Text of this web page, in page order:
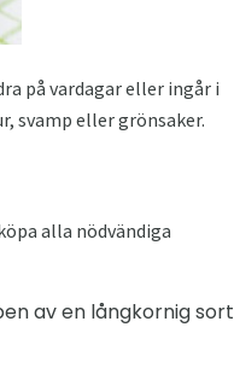
på vardagar eller ingår i
svamp eller grönsaker.
alla nödvändiga
av en långkornig sort